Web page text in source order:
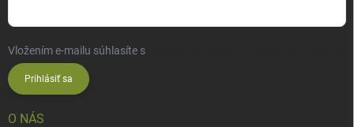
Vložením e-mailu súhlasíte s
Prihlásiť sa
O NÁS